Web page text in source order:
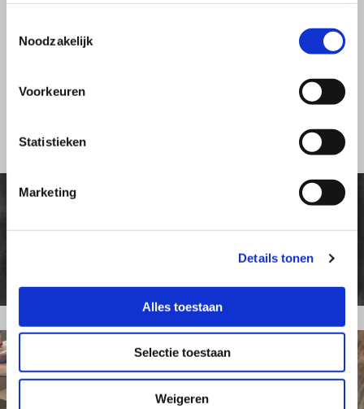
Noodzakelijk
Voorkeuren
Statistieken
Marketing
Details tonen
Alles toestaan
Selectie toestaan
Weigeren
workshop zaterdag 13 april 2019 - lees verder
fabeldieren